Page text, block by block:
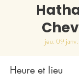
jeu. 09 janv.
Heure et lieu